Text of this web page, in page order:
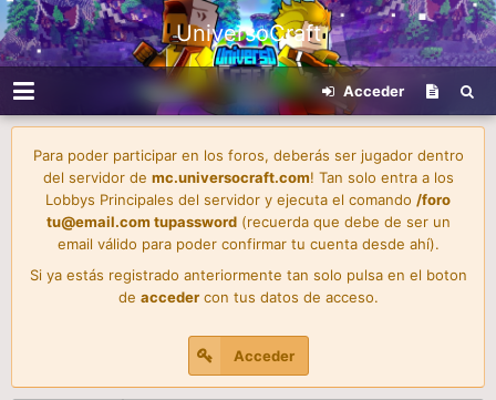
UniversoCraft
Acceder
Para poder participar en los foros, deberás ser jugador dentro
del servidor de mc.universocraft.com! Tan solo entra a los
Lobbys Principales del servidor y ejecuta el comando /foro
tu@email.com tupassword(recuerda que debe de ser un
email válido para poder confirmar tu cuenta desde ahí).
Si ya estás registrado anteriormente tan solo pulsa en el boton
de accedercon tus datos de acceso.
Acceder